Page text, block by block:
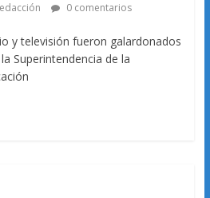
0 comentarios
y televisión fueron galardonados
Superintendencia de la